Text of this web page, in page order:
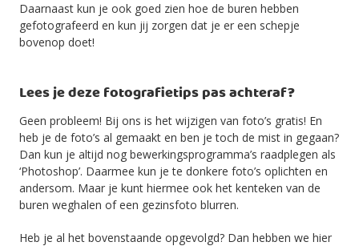
Daarnaast kun je ook goed zien hoe de buren hebben
gefotografeerd en kun jij zorgen dat je er een schepje
bovenop doet!
Lees je deze fotografietips pas achteraf?
Geen probleem! Bij ons is het wijzigen van foto’s gratis! En
heb je de foto’s al gemaakt en ben je toch de mist in gegaan?
Dan kun je altijd nog bewerkingsprogramma’s raadplegen als
‘Photoshop’. Daarmee kun je te donkere foto’s oplichten en
andersom. Maar je kunt hiermee ook het kenteken van de
buren weghalen of een gezinsfoto blurren.
Heb je al het bovenstaande opgevolgd? Dan hebben we hier